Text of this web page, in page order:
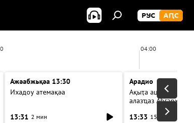
РУС АԤС
04:00
Ажәабжьқәа 13:30
Ихадоу атемақәа
13:31 2 мин
Арадио
Ақыҭа ацхрааразы
алазҵаз Абӷархықә
13:33 15 мин